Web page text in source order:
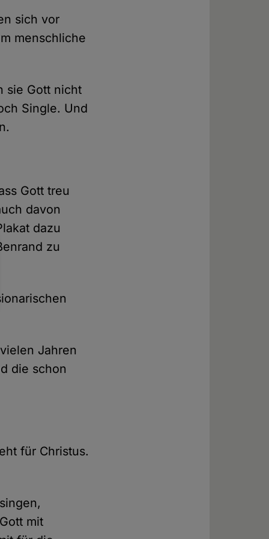
sich vor
menschliche
sie Gott nicht
Single. Und
Gott treu
davon
dazu
zu
Jahren
die schon
für Christus.
mit